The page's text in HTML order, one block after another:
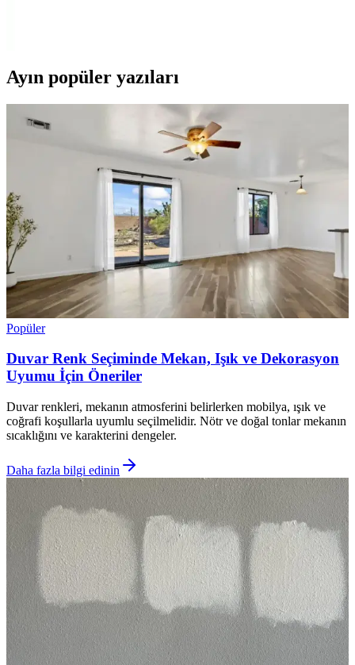
Ayın popüler yazıları
Popüler
Duvar Renk Seçiminde Mekan, Işık ve Dekorasyon
Uyumu İçin Öneriler
Duvar renkleri, mekanın atmosferini belirlerken mobilya, ışık ve
coğrafi koşullarla uyumlu seçilmelidir. Nötr ve doğal tonlar mekanın
sıcaklığını ve karakterini dengeler.
Daha fazla bilgi edinin